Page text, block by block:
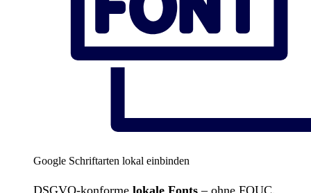
Google Schriftarten lokal einbinden
DSGVO-konforme lokale Fonts – ohne FOUC,